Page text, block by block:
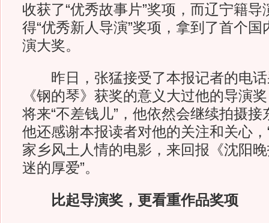
收获了“优秀故事片”奖项，而辽宁籍
得“优秀新人导演”奖项，拿到了首个
演大奖。
昨日，张猛接受了本报记者的电话
《钢的琴》获奖的意义大过他的导演
将来“不差钱儿”，他依然会继续拍摄
他还感谢本报读者对他的关注和关心
家乡风土人情的电影，来回报《沈阳
迷的厚爱”。
比起导演奖，更看重作品奖项